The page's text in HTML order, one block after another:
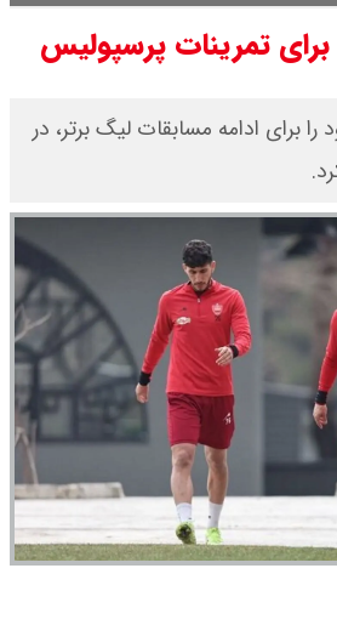
تمرینات پرسپولیس
برای ادامه مسابقات لیگ برتر، در